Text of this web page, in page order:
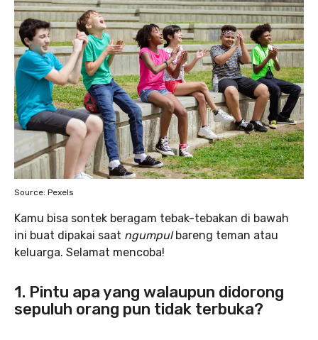
Source: Pexels
Kamu bisa sontek beragam tebak-tebakan di bawah
ini buat dipakai saat ngumpulbareng teman atau
keluarga. Selamat mencoba!
1. Pintu apa yang walaupun didorong
sepuluh orang pun tidak terbuka?